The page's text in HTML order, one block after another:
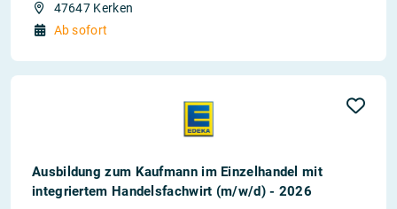
47647 Kerken
Ab sofort
Ausbildung zum Kaufmann im Einzelhandel mit
integriertem Handelsfachwirt (m/w/d) - 2026